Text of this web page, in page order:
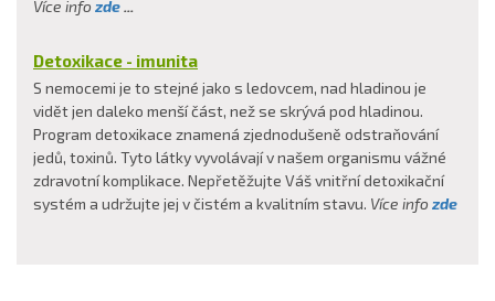
Více info zde...
Detoxikace - imunita
S nemocemi je to stejné jako s ledovcem, nad hladinou je
vidět jen daleko menší část, než se skrývá pod hladinou.
Program detoxikace znamená zjednodušeně odstraňování
jedů, toxinů. Tyto látky vyvolávají v našem organismu vážné
zdravotní komplikace. Nepřetěžujte Váš vnitřní detoxikační
systém a udržujte jej v čistém a kvalitním stavu. Více info zde